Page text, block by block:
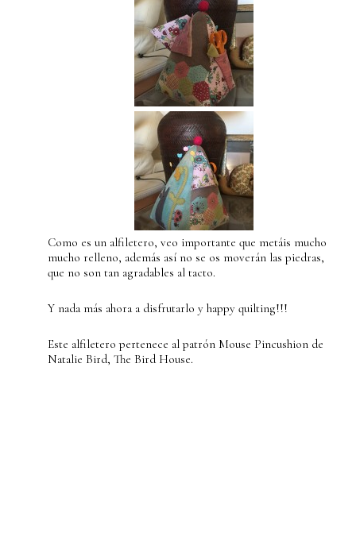
Como es un alfiletero, veo importante que metáis mucho
mucho relleno, además así no se os moverán las piedras,
que no son tan agradables al tacto.
Y nada más ahora a disfrutarlo y happy quilting!!!
Este alfiletero pertenece al patrón Mouse Pincushion de
Natalie Bird, The Bird House.